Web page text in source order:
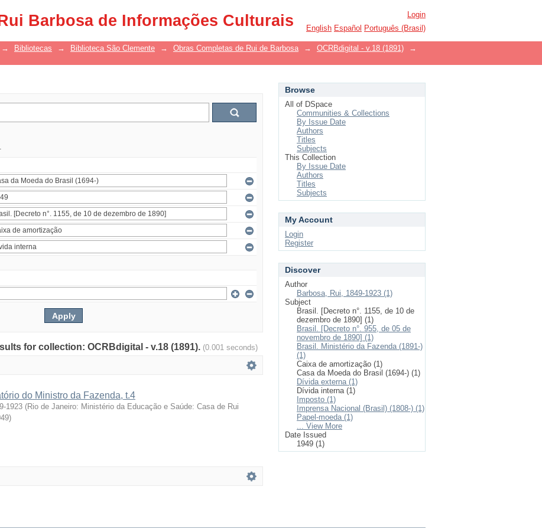
Barbosa de Informações Culturais
Login
English Español Português (Brasil)
→ Bibliotecas → Biblioteca São Clemente → Obras Completas de Rui de Barbosa → OCRBdigital - v.18 (1891)
→
for collection: OCRBdigital - v.18 (1891). (0.001 seconds)
do Ministro da Fazenda, t.4
1923 (Rio de Janeiro: Ministério da Educação e Saúde: Casa de Rui
)
Browse
All of DSpace
Communities & Collections
By Issue Date
Authors
Titles
Subjects
This Collection
By Issue Date
Authors
Titles
Subjects
My Account
Login
Register
Discover
Author
Barbosa, Rui, 1849-1923 (1)
Subject
Brasil. [Decreto n°. 1155, de 10 de
dezembro de 1890] (1)
Brasil. [Decreto n°. 955, de 05 de
novembro de 1890] (1)
Brasil. Ministério da Fazenda (1891-)
(1)
Caixa de amortização (1)
Casa da Moeda do Brasil (1694-) (1)
Dívida externa (1)
Dívida interna (1)
Imposto (1)
Imprensa Nacional (Brasil) (1808-) (1)
Papel-moeda (1)
... View More
Date Issued
1949 (1)